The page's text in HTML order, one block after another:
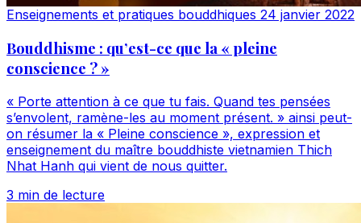
Enseignements et pratiques bouddhiques 24 janvier 2022
Bouddhisme : qu’est-ce que la « pleine
conscience ? »
« Porte attention à ce que tu fais. Quand tes pensées
s’envolent, ramène-les au moment présent. » ainsi peut-
on résumer la « Pleine conscience », expression et
enseignement du maître bouddhiste vietnamien Thich
Nhat Hanh qui vient de nous quitter.
3 min de lecture